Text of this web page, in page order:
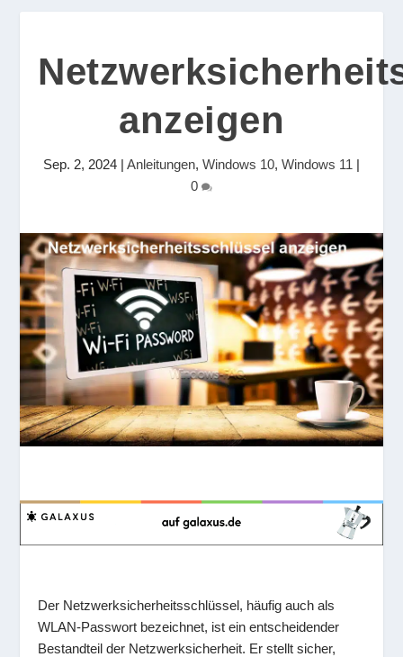
anzeigen
Sep. 2, 2024 | Anleitungen, Windows 10, Windows 11 |
0
Der Netzwerksicherheitsschlüssel, häufig auch als
WLAN-Passwort bezeichnet, ist ein entscheidender
Bestandteil der Netzwerksicherheit. Er stellt sicher,